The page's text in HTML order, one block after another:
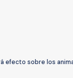
efecto sobre los